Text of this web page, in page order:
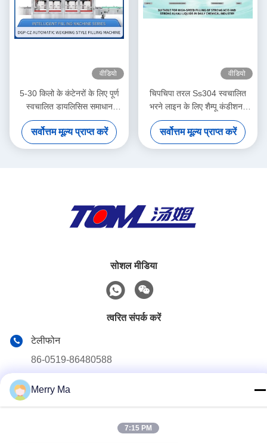
वीडियो
5-30 किलो के कंटेनरों के लिए पूर्ण
स्वचालित डायलिसिस समाधान
पैकेजिंग लाइन
सर्वोत्तम मूल्य प्राप्त करें
वीडियो
चिपचिपा तरल Ss304 स्वचालित
भरने लाइन के लिए शैम्पू कंडीशनर
स्नान जेल बाल उपचार शरीर धोने
भरने
सर्वोत्तम मूल्य प्राप्त करें
सोशल मीडिया
त्वरित संपर्क करें
टेलीफोन
86-0519-86480588
ई-मेल
Merry Ma
7:15 PM